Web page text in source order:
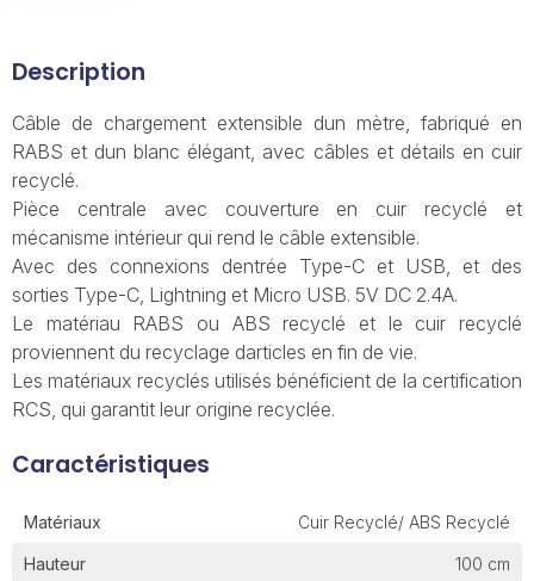
Description
Câble de chargement extensible dun mètre, fabriqué en
RABS et dun blanc élégant, avec câbles et détails en cuir
recyclé.
Pièce centrale avec couverture en cuir recyclé et
mécanisme intérieur qui rend le câble extensible.
Avec des connexions dentrée Type-C et USB, et des
sorties Type-C, Lightning et Micro USB. 5V DC 2.4A.
Le matériau RABS ou ABS recyclé et le cuir recyclé
proviennent du recyclage darticles en fin de vie.
Les matériaux recyclés utilisés bénéficient de la certification
RCS, qui garantit leur origine recyclée.
Caractéristiques
Matériaux Cuir Recyclé/ ABS Recyclé
Hauteur 100 cm